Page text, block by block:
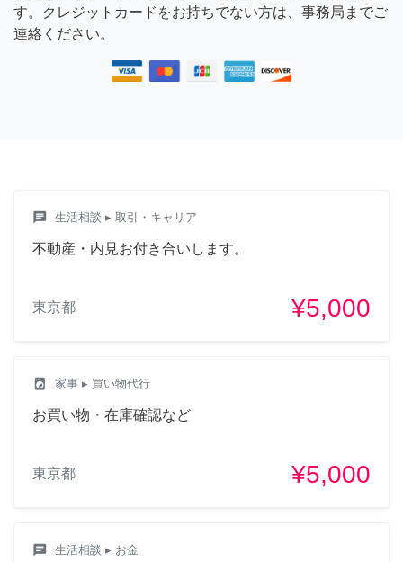
す。クレジットカードをお持ちでない方は、事務局までご
連絡ください。
chat 生活相談 ▸ 取引・キャリア
不動産・内見お付き合いします。
東京都 ¥5,000
local_laundry_service 家事 ▸ 買い物代行
お買い物・在庫確認など
東京都 ¥5,000
chat 生活相談 ▸ お金